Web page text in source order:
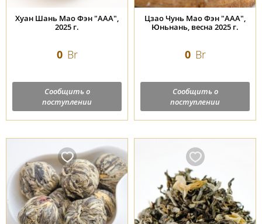
Хуан Шань Мао Фэн "ААА",
2025 г.
0 Br
Сообщить о
поступлении
Цзао Чунь Мао Фэн "ААА",
Юньнань, весна 2025 г.
0 Br
Сообщить о
поступлении